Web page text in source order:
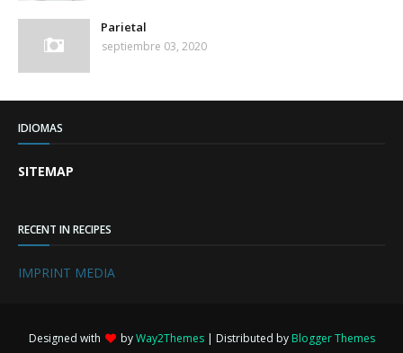
Parietal
septiembre 03, 2020
IDIOMAS
SITEMAP
RECENT IN RECIPES
IMPRINT MEDIA
Designed with byWay2Themes| Distributed by Blogger Themes